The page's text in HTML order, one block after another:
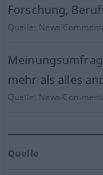
Forschung,
Quelle: News-
mehr als alles
Quelle: News-
Quelle